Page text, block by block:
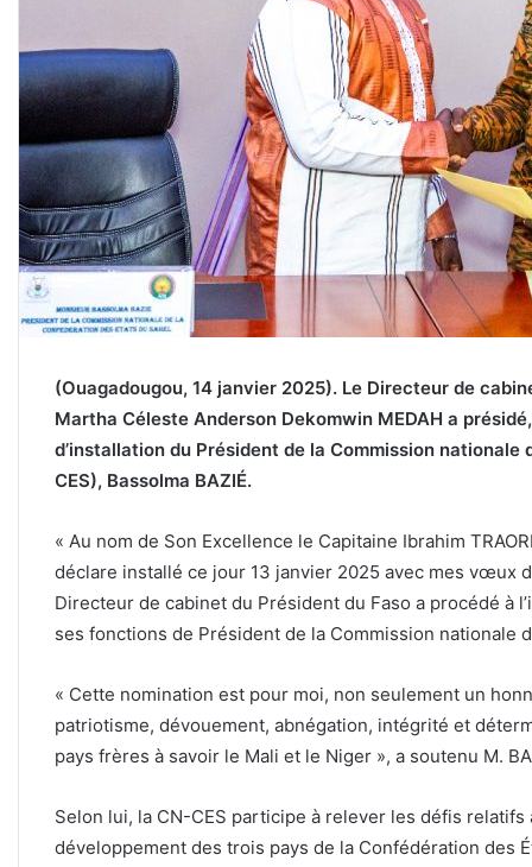
(Ouagadougou, 14 janvier 2025). Le Directeur de
Martha Céleste Anderson Dekomwin MEDAH a
d’installation du Président de la Commission
CES), Bassolma BAZIÉ.
« Au nom de Son Excellence le Capitaine Ibrahim
déclare installé ce jour 13 janvier 2025 avec mes vœux
Directeur de cabinet du Président du Faso a procédé à
ses fonctions de Président de la Commission nationale
« Cette nomination est pour moi, non seulement un
patriotisme, dévouement, abnégation, intégrité et
pays frères à savoir le Mali et le Niger », a soutenu M.
Selon lui, la CN-CES participe à relever les défis
développement des trois pays de la Confédération des